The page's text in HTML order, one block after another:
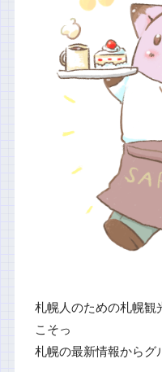
札幌人のための札幌観
こそっ
札幌の最新情報からグ